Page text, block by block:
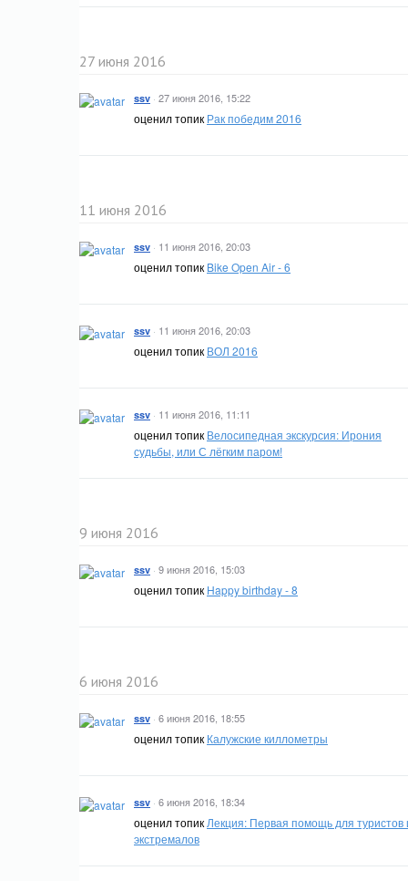
27 июня 2016
ssv · 27 июня 2016, 15:22
оценил топик Рак победим 2016
11 июня 2016
ssv · 11 июня 2016, 20:03
оценил топик Bike Open Air - 6
ssv · 11 июня 2016, 20:03
оценил топик ВОЛ 2016
ssv · 11 июня 2016, 11:11
оценил топик Велосипедная экскурсия: Ирония
судьбы, или С лёгким паром!
9 июня 2016
ssv · 9 июня 2016, 15:03
оценил топик Happy birthday - 8
6 июня 2016
ssv · 6 июня 2016, 18:55
оценил топик Калужские киллометры
ssv · 6 июня 2016, 18:34
оценил топик Лекция: Первая помощь для туристов
экстремалов